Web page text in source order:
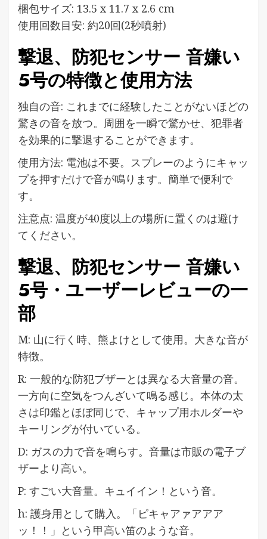
梱包サイズ: 13.5 x 11.7 x 2.6 cm
使用回数目安: 約20回(2秒噴射)
撃退、防犯センサー 音嫌い
5号の特徴と使用方法
独自の音: これまでに経験したことがないほどの
驚きの音を放つ。周囲を一瞬で驚かせ、犯罪者
を効果的に撃退することができます。
使用方法: 電池は不要。スプレーのようにキャッ
プを押すだけで音が鳴ります。簡単で便利で
す。
注意点: 温度が40度以上の場所に置くのは避け
てください。
撃退、防犯センサー 音嫌い
5号・ユーザーレビューの一
部
M: 山に行く時、熊よけとして使用。大きな音が
特徴。
R: 一般的な防犯ブザーとは異なる大音量の音。
一方向に空気をつんざいて鳴る感じ。本体の太
さは印鑑とほぼ同じで、キャップ用ホルダーや
キーリングが付いている。
D: ガスの力で音を鳴らす。音量は市販の電子ブ
ザーより高い。
P: すごい大音量。キュイイン！という音。
h: 護身用として購入。「ピキャアァアアア
ッ！！」という甲高い笛のような音。